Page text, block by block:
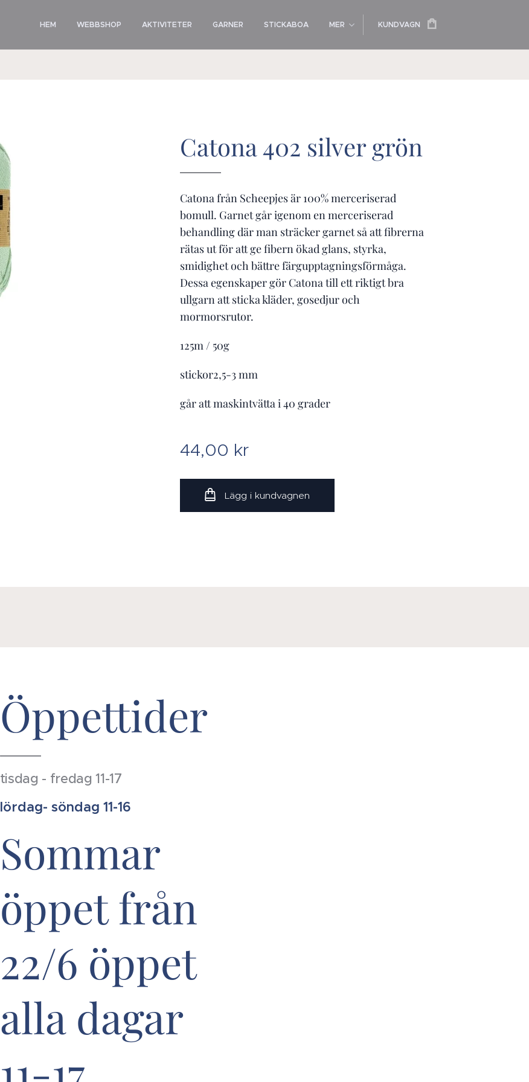
HEM WEBBSHOP AKTIVITETER GARNER STICKABOA MER KUNDVAGN
Catona 402 silver grön
Catona från Scheepjes är 100% merceriserad
bomull. Garnet går igenom en merceriserad
behandling där man sträcker garnet så att fibrerna
rätas ut för att ge fibern ökad glans, styrka,
smidighet och bättre färgupptagningsförmåga.
Dessa egenskaper gör Catona till ett riktigt bra
ullgarn att sticka kläder, gosedjur och
mormorsrutor.
125m / 50g
stickor2,5-3 mm
går att maskintvätta i 40 grader
44,00 kr
Lägg i kundvagnen
Öppettider
tisdag - fredag 11-17
lördag- söndag 11-16
Sommar
öppet från
22/6 öppet
alla dagar